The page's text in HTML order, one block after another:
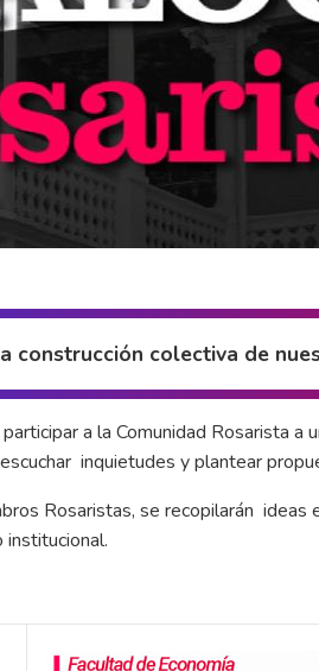
construcción colectiva de
participar a la Comunidad Rosarista
inquietudes y plantear
Rosaristas, se recopilarán ideas